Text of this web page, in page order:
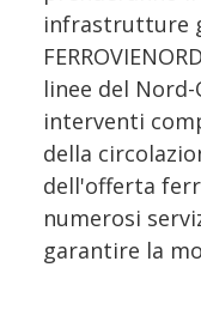
infrastrutture
linee del
interventi
della
dell'offerta
numerosi
garantire la